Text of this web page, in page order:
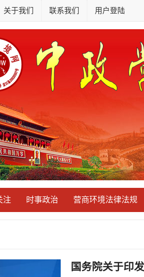
关于我们 联系我们 用户登陆
注 时事政治 营商环境法律法规
国务院关于印